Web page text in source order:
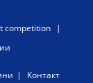
competition
Контакт